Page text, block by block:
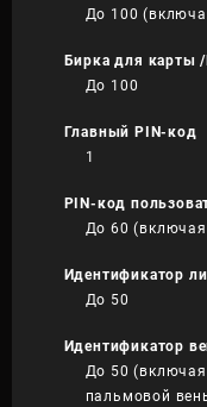
До 100
Бирка для карты
До 100
Главный PIN-код
1
PIN-код
До 60
Идентификатор
До 50
Идентификатор
До 50
пальмовой